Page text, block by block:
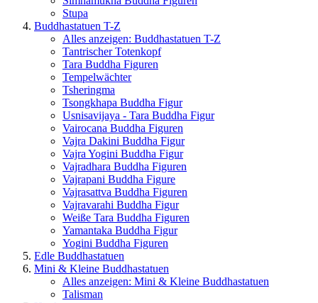
Stupa
Buddhastatuen T-Z
Alles anzeigen: Buddhastatuen T-Z
Tantrischer Totenkopf
Tara Buddha Figuren
Tempelwächter
Tsheringma
Tsongkhapa Buddha Figur
Usnisavijaya - Tara Buddha Figur
Vairocana Buddha Figuren
Vajra Dakini Buddha Figur
Vajra Yogini Buddha Figur
Vajradhara Buddha Figuren
Vajrapani Buddha Figure
Vajrasattva Buddha Figuren
Vajravarahi Buddha Figur
Weiße Tara Buddha Figuren
Yamantaka Buddha Figur
Yogini Buddha Figuren
Edle Buddhastatuen
Mini & Kleine Buddhastatuen
Alles anzeigen: Mini & Kleine Buddhastatuen
Talisman